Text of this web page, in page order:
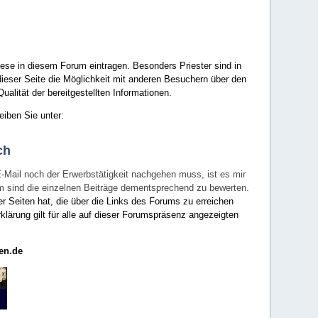
in diesem Forum eintragen. Besonders Priester sind in
Seite die Möglichkeit mit anderen Besuchern über den
der bereitgestellten Informationen.
Sie unter:
noch der Erwerbstätigkeit nachgehen muss, ist es mir
die einzelnen Beiträge dementsprechend zu bewerten.
Seiten hat, die über die Links des Forums zu erreichen
gilt für alle auf dieser Forumspräsenz angezeigten